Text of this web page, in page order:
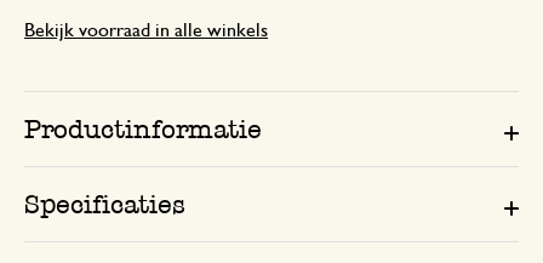
Bekijk voorraad in alle winkels
Productinformatie
Specificaties